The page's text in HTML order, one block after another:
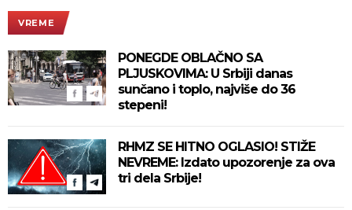
VREME
PONEGDE OBLAČNO SA
PLJUSKOVIMA: U Srbiji danas
sunčano i toplo, najviše do 36
stepeni!
RHMZ SE HITNO OGLASIO! STIŽE
NEVREME: Izdato upozorenje za ova
tri dela Srbije!